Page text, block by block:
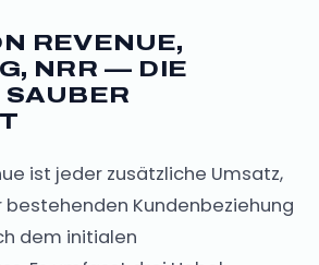
REVENUE,
NRR — DIE
SAUBER
ist jeder zusätzliche Umsatz,
bestehenden Kundenbeziehung
dem initialen